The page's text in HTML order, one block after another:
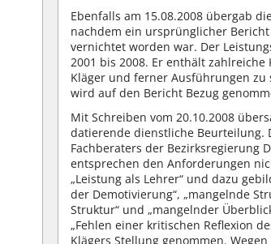
Ebenfalls am 15.08.2008 übergab
nachdem ein ursprünglicher
vernichtet worden war. Der
2001 bis 2008. Er enthält
Kläger und ferner Ausführungen
wird auf den Bericht Bezug
Mit Schreiben vom 20.10.2008
datierende dienstliche Beurteilung.
Fachberaters der Bezirksregierung
entsprechen den Anforderungen
„Leistung als Lehrer“ und dazu
der Demotivierung“, „mangelnde
Struktur“ und „mangelnder
„Fehlen einer kritischen Reflexion
Klägers Stellung genommen.